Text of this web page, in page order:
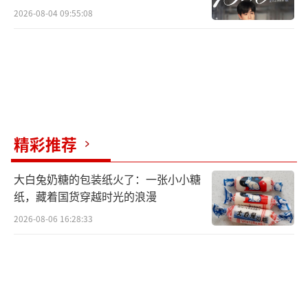
2026-08-04 09:55:08
精彩推荐
大白兔奶糖的包装纸火了：一张小小糖
纸，藏着国货穿越时光的浪漫
2026-08-06 16:28:33